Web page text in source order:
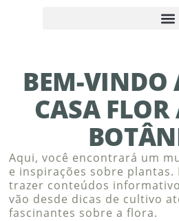
BEM-VINDO
CASA FLOR
Aqui, você encontrará um
e inspirações sobre plantas.
trazer conteúdos
vão desde dicas de cultivo
fascinantes sobre a flora.